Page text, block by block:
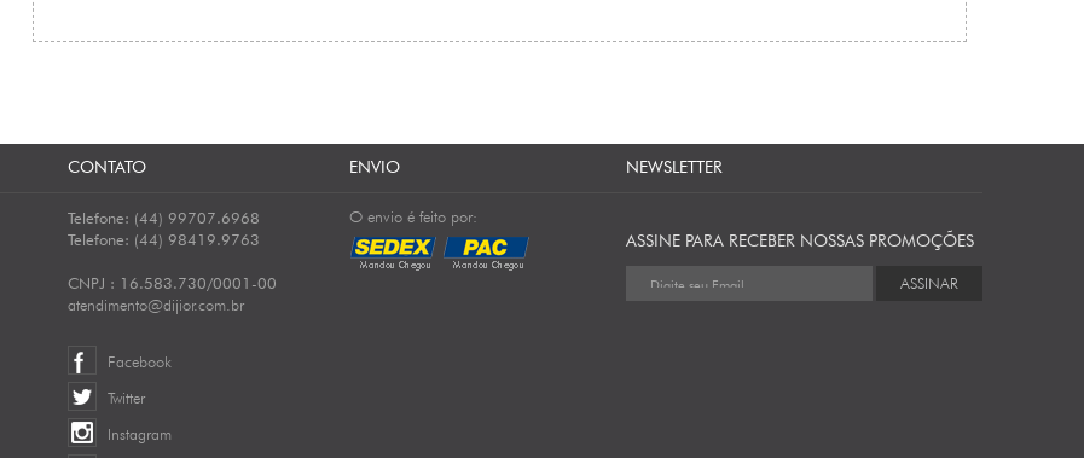
CONTATO
Telefone: (44) 99707.6968
Telefone: (44) 98419.9763
CNPJ : 16.583.730/0001-00
atendimento@dijior.com.br
Facebook
Twitter
Instagram
ENVIO
O envio é feito por:
NEWSLETTER
ASSINE PARA RECEBER NOSSAS PROMOÇÕES
ASSINAR